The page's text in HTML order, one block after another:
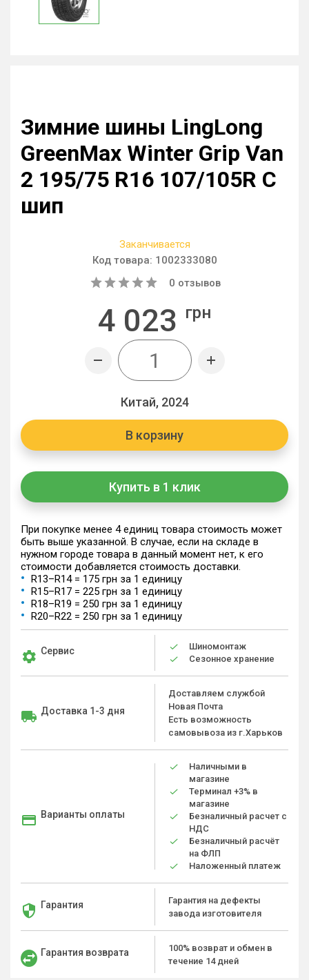
Зимние шины LingLong
GreenMax Winter Grip Van
2 195/75 R16 107/105R C
шип
Заканчивается
Код товара: 1002333080
0 отзывов
4 023 грн
Китай, 2024
В корзину
Купить в 1 клик
При покупке менее 4 единиц товара стоимость может
быть выше указанной. В случае, если на складе в
нужном городе товара в данный момент нет, к его
стоимости добавляется стоимость доставки.
R13–R14 = 175 грн за 1 единицу
R15–R17 = 225 грн за 1 единицу
R18–R19 = 250 грн за 1 единицу
R20–R22 = 250 грн за 1 единицу
Сервис
Шиномонтаж
Сезонное хранение
Доставка 1-3 дня
Доставляем службой
Новая Почта
Есть возможность
самовывоза из г.Харьков
Варианты оплаты
Наличными в
магазине
Терминал +3% в
магазине
Безналичный расчет с
НДС
Безналичный расчёт
на ФЛП
Наложенный платеж
Гарантия
Гарантия на дефекты
завода изготовителя
Гарантия возврата
100% возврат и обмен в
течение 14 дней